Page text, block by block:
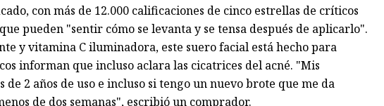
con más de 12.000 calificaciones de cinco estrellas de críticos
pueden "sentir cómo se levanta y se tensa después de aplicarlo".
y vitamina C iluminadora, este suero facial está hecho para
informan que incluso aclara las cicatrices del acné. "Mis
2 años de uso e incluso si tengo un nuevo brote que me da
de dos semanas", escribió un comprador.